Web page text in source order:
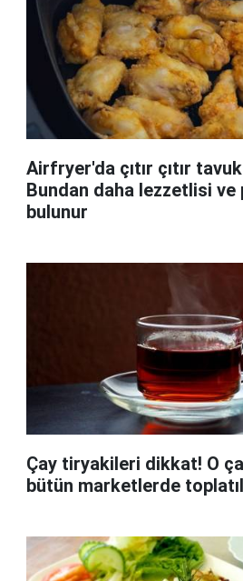
Airfryer'da çıtır çıtır
Bundan daha lezzetlisi
bulunur
Çay tiryakileri dikkat! O
bütün marketlerde